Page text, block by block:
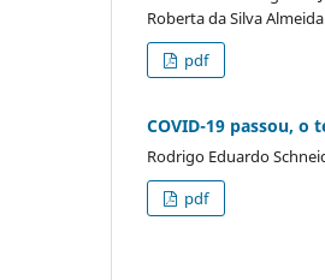
Roberta da Silva Almeida
pdf
COVID-19 passou, o
Rodrigo Eduardo
pdf